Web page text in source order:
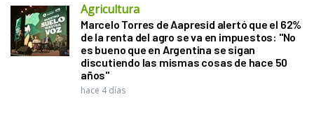
Agricultura
Marcelo Torres de Aapresid alertó que el 62%
de la renta del agro se va en impuestos: "No
es bueno que en Argentina se sigan
discutiendo las mismas cosas de hace 50
años"
hace 4 días